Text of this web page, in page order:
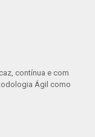
contínua e com
Ágil como